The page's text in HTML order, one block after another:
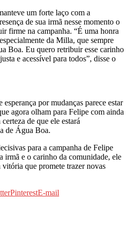
um forte laço com a
de sua irmã nesse momento o
firme na campanha. “É uma honra
da Milla, que sempre
Boa. Eu quero retribuir esse carinho
e acessível para todos”, disse o
por mudanças parece estar
agora olham para Felipe com ainda
de que ele estará
de Água Boa.
para a campanha de Felipe
irmã e o carinho da comunidade, ele
que promete trazer novas
PinterestE-mail